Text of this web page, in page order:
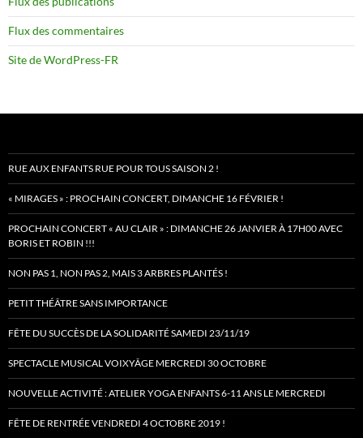
Flux des commentaires
Site de WordPress-FR
RUE AUX ENFANTS RUE POUR TOUS SAISON 2 !
« MIRAGES » : PROCHAIN CONCERT, DIMANCHE 16 FÉVRIER !
PROCHAIN CONCERT « AU CLAIR » : DIMANCHE 26 JANVIER À 17H00 AVEC
BORIS ET ROBIN !!!
NON PAS 1, NON PAS 2, MAIS 3 ARBRES PLANTÉS !
PETIT THÉÂTRE SANS IMPORTANCE
FÊTE DU SUCCÈS DE LA SOLIDARITÉ SAMEDI 23/11/19
SPECTACLE MUSICAL VOIXYÂGE MERCREDI 30 OCTOBRE
NOUVELLE ACTIVITÉ : ATELIER YOGA ENFANTS 6-11 ANS LE MERCREDI
FÊTE DE RENTRÉE VENDREDI 4 OCTOBRE 2019 !